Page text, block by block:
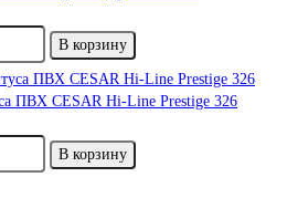
В корзину
ПВХ CESAR Hi-Line Prestige 326
В корзину